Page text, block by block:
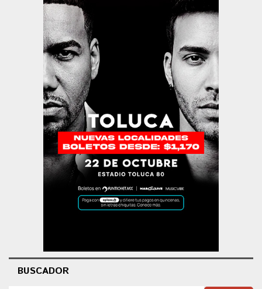
BUSCADOR